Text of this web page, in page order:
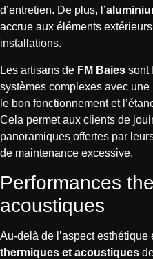
d’entretien. De plus, l’
accrue aux éléments
installations.
Les artisans de FM Baies sont
systèmes complexes avec
le bon fonctionnement et
Cela permet aux clients de
panoramiques offertes par
de maintenance excessive.
Performances
acoustiques
Au-delà de l’aspect esthétique
thermiques et acoustiques